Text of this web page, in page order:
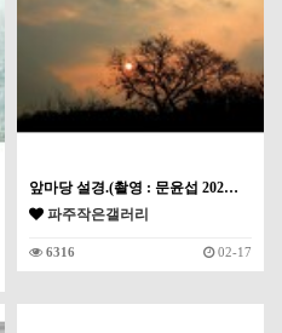
앞마당 설경.(촬영 : 문윤섭 202…
파주작은갤러리
6316 02-17